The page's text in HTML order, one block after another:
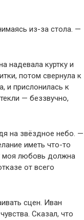
из-за стола. —
надевала куртку и
потом свернула к
и прислонилась к
— беззвучно,
на звёздное небо. —
иметь что-то
моя любовь должна
от всего
сцен. Иван
Сказал, что